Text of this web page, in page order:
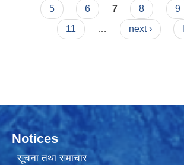
5
6 7 8 9
11
… next ›
Notices
सूचना तथा समाचार